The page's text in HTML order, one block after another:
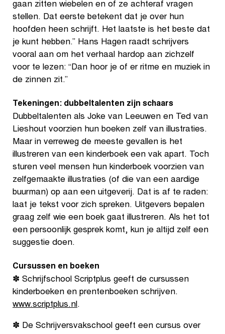
gaan zitten wiebelen en of ze achteraf vragen
stellen. Dat eerste betekent dat je over hun
hoofden heen schrijft. Het laatste is het beste dat
je kunt hebben.” Hans Hagen raadt schrijvers
vooral aan om het verhaal hardop aan zichzelf
voor te lezen: “Dan hoor je of er ritme en muziek in
de zinnen zit.”
Tekeningen: dubbeltalenten zijn schaars
Dubbeltalenten als Joke van Leeuwen en Ted van
Lieshout voorzien hun boeken zelf van illustraties.
Maar in verreweg de meeste gevallen is het
illustreren van een kinderboek een vak apart. Toch
sturen veel mensen hun kinderboek voorzien van
zelfgemaakte illustraties (of die van een aardige
buurman) op aan een uitgeverij. Dat is af te raden:
laat je tekst voor zich spreken. Uitgevers bepalen
graag zelf wie een boek gaat illustreren. Als het tot
een persoonlijk gesprek komt, kun je altijd zelf een
suggestie doen.
Cursussen en boeken
✽ Schrijfschool Scriptplus geeft de cursussen
kinderboeken en prentenboeken schrijven.
www.scriptplus.nl.
✽ De Schrijversvakschool geeft een cursus over